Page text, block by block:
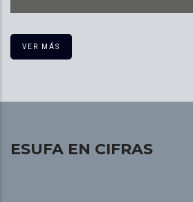
VER MÁS
ESUFA EN CIFRAS